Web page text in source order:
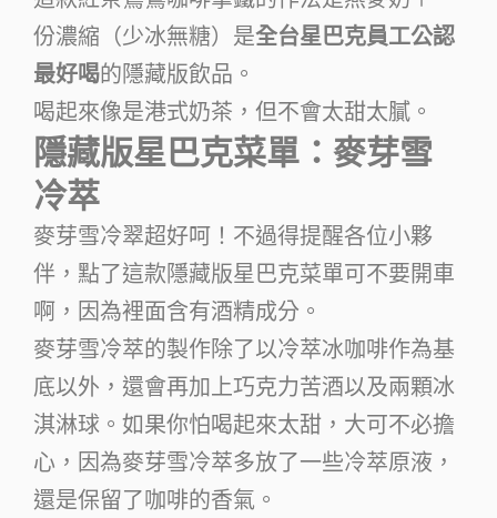
份濃縮（少冰無糖）是全台星巴克員工公認
最好喝的隱藏版飲品。
喝起來像是港式奶茶，但不會太甜太膩。
隱藏版星巴克菜單：麥芽雪
冷萃
麥芽雪冷翠超好呵！不過得提醒各位小夥
伴，點了這款隱藏版星巴克菜單可不要開車
啊，因為裡面含有酒精成分。
麥芽雪冷萃的製作除了以冷萃冰咖啡作為基
底以外，還會再加上巧克力苦酒以及兩顆冰
淇淋球。如果你怕喝起來太甜，大可不必擔
心，因為麥芽雪冷萃多放了一些冷萃原液，
還是保留了咖啡的香氣。